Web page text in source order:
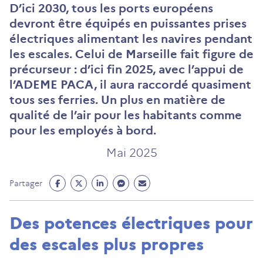
D’ici 2030, tous les ports européens
devront être équipés en puissantes prises
électriques alimentant les navires pendant
les escales. Celui de Marseille fait figure de
précurseur : d’ici fin 2025, avec l’appui de
l’ADEME PACA, il aura raccordé quasiment
tous ses ferries. Un plus en matière de
qualité de l’air pour les habitants comme
pour les employés à bord.
Mai 2025
Partager
Partage
Facebook
un
nouvel
Partage
Twitter
un
nouvel
onglet)
Partage
Linkedin
un
nouvel
onglet)
Partage
Messenger
un
nouvel
onglet)
Partage
Mail
un
nouvel
onglet)
Des potences électriques pour
des escales plus propres